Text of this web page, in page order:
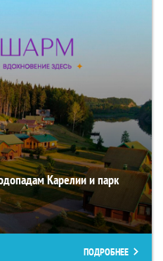
Карелии и парк
ПОДРОБНЕЕ